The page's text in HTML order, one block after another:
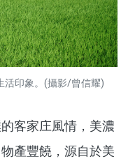
活印象。(攝影/曾信耀)
客家庄風情，美濃
產豐饒，源自於美